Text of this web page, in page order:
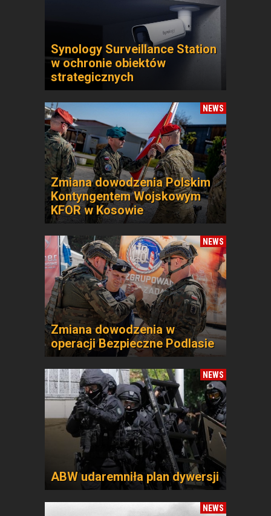
Synology Surveillance Station
w ochronie obiektów
strategicznych
NEWS
Zmiana dowodzenia Polskim
Kontyngentem Wojskowym
KFOR w Kosowie
NEWS
Zmiana dowodzenia w
operacji Bezpieczne Podlasie
NEWS
ABW udaremniła plan dywersji
NEWS